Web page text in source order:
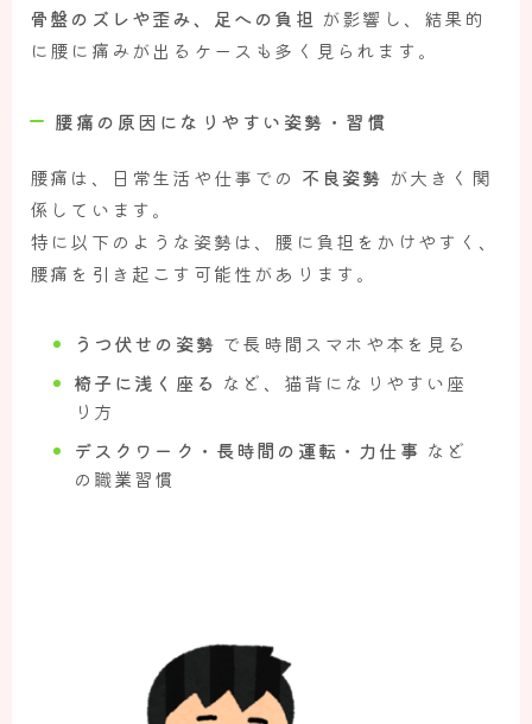
骨盤のズレや歪み、足への負担 が影響し、結果的
に腰に痛みが出るケースも多く見られます。
腰痛の原因になりやすい姿勢・習慣
腰痛は、日常生活や仕事での 不良姿勢 が大きく関
係しています。
特に以下のような姿勢は、腰に負担をかけやすく、
腰痛を引き起こす可能性があります。
うつ伏せの姿勢 で長時間スマホや本を見る
椅子に浅く座る など、猫背になりやすい座
り方
デスクワーク・長時間の運転・力仕事 など
の職業習慣